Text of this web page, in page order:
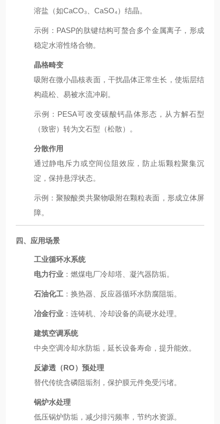
溶盐（如CaCO₃、CaSO₄）结晶。
示例 ：PASP的肽键结构可螯合多个金属离子，形成
稳定水溶性络合物。
晶格畸变
吸附在微小晶核表面，干扰晶体正常生长，使垢层结
构疏松、易被水流冲刷。
示例 ：PESA可改变碳酸钙晶体形态，从方解石型
（致密）转为文石型（松散）。
分散作用
通过静电斥力或空间位阻效应，防止垢颗粒聚集沉
淀，保持悬浮状态。
示例 ：聚羧酸类共聚物吸附在颗粒表面，形成立体屏
障。
四、应用场景
工业循环水系统
电力行业：燃煤电厂冷却塔、凝汽器防垢。
石油化工：换热器、反应器循环水防腐阻垢。
冶金行业：连铸机、冷却设备的高硬水处理。
建筑空调系统
中央空调冷却水防垢，延长设备寿命，提升能效。
反渗透（RO）预处理
替代传统含磷阻垢剂，保护膜元件免受污堵。
锅炉水处理
低压锅炉防垢，减少排污频率，节约水资源。